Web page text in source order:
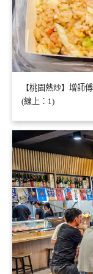
【桃園熱炒】增師
(線上：1)